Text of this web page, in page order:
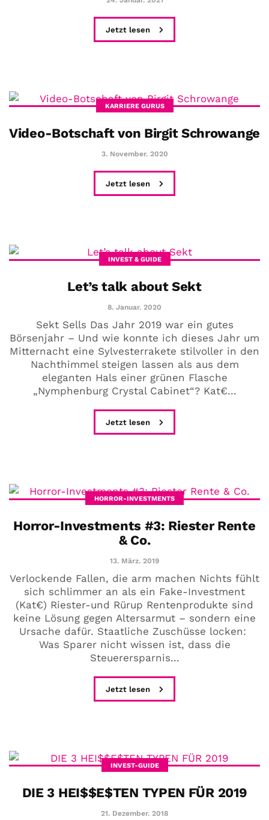
Jetzt lesen
KARRIERE GURUS
Video-Botschaft von Birgit Schrowange
3. November. 2020
Jetzt lesen
INVEST & GUIDE
Let’s talk about Sekt
8. Januar. 2020
Sekt Sells Das Jahr 2019 war ein gutes
Börsenjahr – Und wie konnte ich dieses Jahr um
Mitternacht eine Sylvesterrakete stilvoller in den
Nachthimmel steigen lassen als aus dem
eleganten Hals einer grünen Flasche
„Nymphenburg Crystal Cabinet“? Kat€...
Jetzt lesen
HORROR-INVESTMENTS
Horror-Investments #3: Riester Rente
& Co.
13. März. 2019
Verlockende Fallen, die arm machen Nichts fühlt
sich schlimmer an als ein Fake-Investment
(Kat€) Riester-und Rürup Rentenprodukte sind
keine Lösung gegen Altersarmut – sondern eine
Ursache dafür. Staatliche Zuschüsse locken:
Was Sparer nicht wissen ist, dass die
Steuerersparnis...
Jetzt lesen
INVEST-GUIDE
DIE 3 HEI$$E$TEN TYPEN FÜR 2019
21. Dezember. 2018